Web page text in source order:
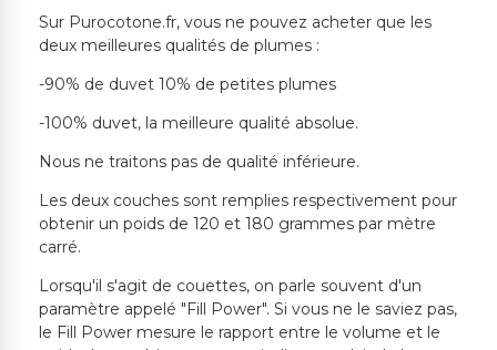
Sur Purocotone.fr, vous ne pouvez acheter que les
deux meilleures qualités de plumes :
-90% de duvet 10% de petites plumes
-100% duvet, la meilleure qualité absolue.
Nous ne traitons pas de qualité inférieure.
Les deux couches sont remplies respectivement pour
obtenir un poids de 120 et 180 grammes par mètre
carré.
Lorsqu'il s'agit de couettes, on parle souvent d'un
paramètre appelé "Fill Power". Si vous ne le saviez pas,
le Fill Power mesure le rapport entre le volume et le